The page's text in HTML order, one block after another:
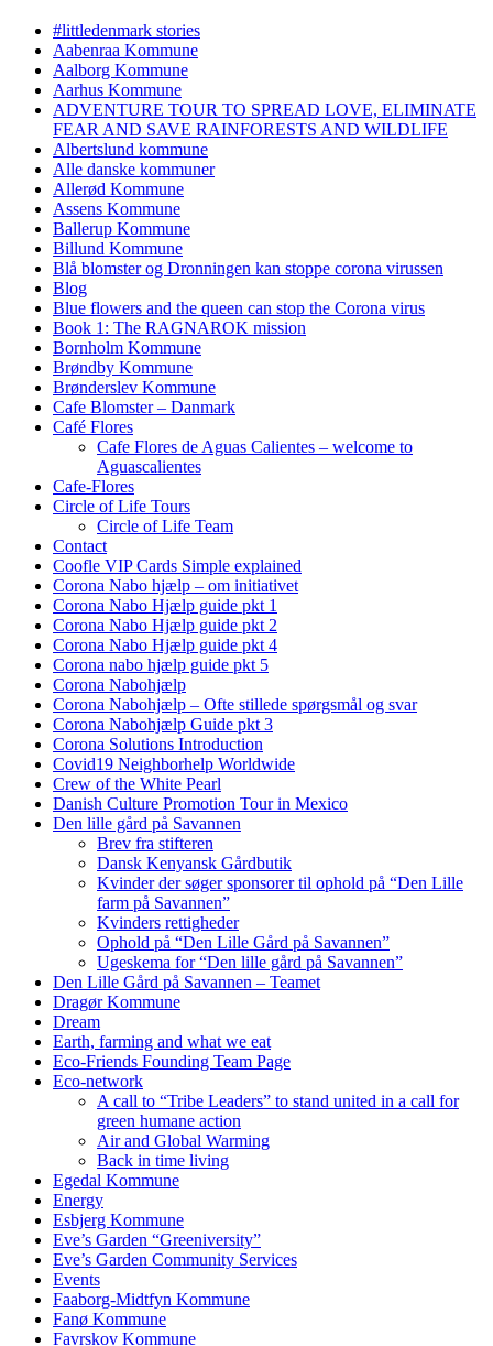
#littledenmark stories
Aabenraa Kommune
Aalborg Kommune
Aarhus Kommune
ADVENTURE TOUR TO SPREAD LOVE, ELIMINATE
FEAR AND SAVE RAINFORESTS AND WILDLIFE
Albertslund kommune
Alle danske kommuner
Allerød Kommune
Assens Kommune
Ballerup Kommune
Billund Kommune
Blå blomster og Dronningen kan stoppe corona virussen
Blog
Blue flowers and the queen can stop the Corona virus
Book 1: The RAGNAROK mission
Bornholm Kommune
Brøndby Kommune
Brønderslev Kommune
Cafe Blomster – Danmark
Café Flores
Cafe Flores de Aguas Calientes – welcome to
Aguascalientes
Cafe-Flores
Circle of Life Tours
Circle of Life Team
Contact
Coofle VIP Cards Simple explained
Corona Nabo hjælp – om initiativet
Corona Nabo Hjælp guide pkt 1
Corona Nabo Hjælp guide pkt 2
Corona Nabo Hjælp guide pkt 4
Corona nabo hjælp guide pkt 5
Corona Nabohjælp
Corona Nabohjælp – Ofte stillede spørgsmål og svar
Corona Nabohjælp Guide pkt 3
Corona Solutions Introduction
Covid19 Neighborhelp Worldwide
Crew of the White Pearl
Danish Culture Promotion Tour in Mexico
Den lille gård på Savannen
Brev fra stifteren
Dansk Kenyansk Gårdbutik
Kvinder der søger sponsorer til ophold på “Den Lille
farm på Savannen”
Kvinders rettigheder
Ophold på “Den Lille Gård på Savannen”
Ugeskema for “Den lille gård på Savannen”
Den Lille Gård på Savannen – Teamet
Dragør Kommune
Dream
Earth, farming and what we eat
Eco-Friends Founding Team Page
Eco-network
A call to “Tribe Leaders” to stand united in a call for
green humane action
Air and Global Warming
Back in time living
Egedal Kommune
Energy
Esbjerg Kommune
Eve’s Garden “Greeniversity”
Eve’s Garden Community Services
Events
Faaborg-Midtfyn Kommune
Fanø Kommune
Favrskov Kommune